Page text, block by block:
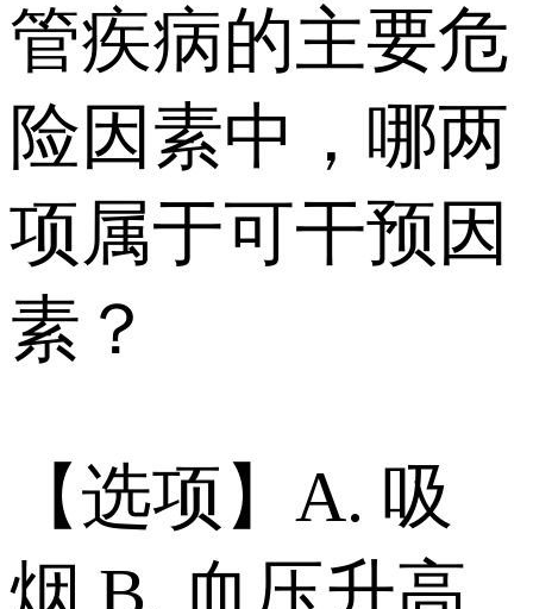
管疾病的主要危
险因素中，哪两
项属于可干预因
素？
【选项】A. 吸